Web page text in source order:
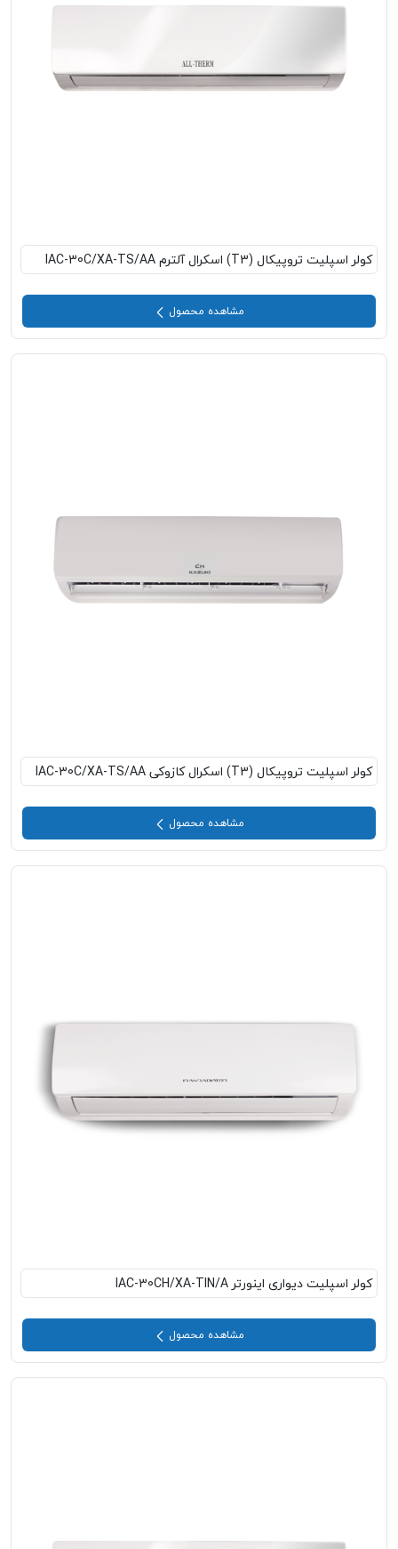
کولر اسپلیت تروپیکال (T3) اسکرال آلترم IAC-30C/XA-TS/AA
مشاهده محصول
کولر اسپلیت تروپیکال (T3) اسکرال کازوکی IAC-30C/XA-TS/AA
مشاهده محصول
کولر اسپلیت دیواری اینورتر IAC-30CH/XA-TIN/A
مشاهده محصول